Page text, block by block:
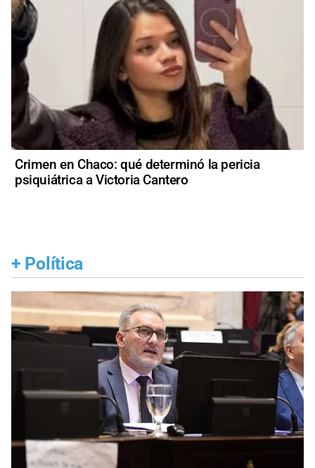
Crimen en Chaco: qué determinó la pericia
psiquiátrica a Victoria Cantero
+ Política